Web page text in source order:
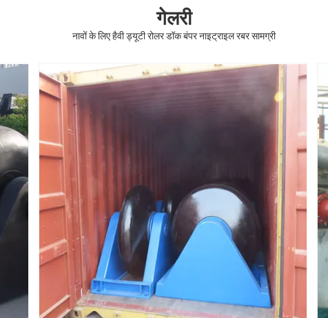
गेलरी
नावों के लिए हैवी ड्यूटी रोलर डॉक बंपर नाइट्राइल रबर सामग्री